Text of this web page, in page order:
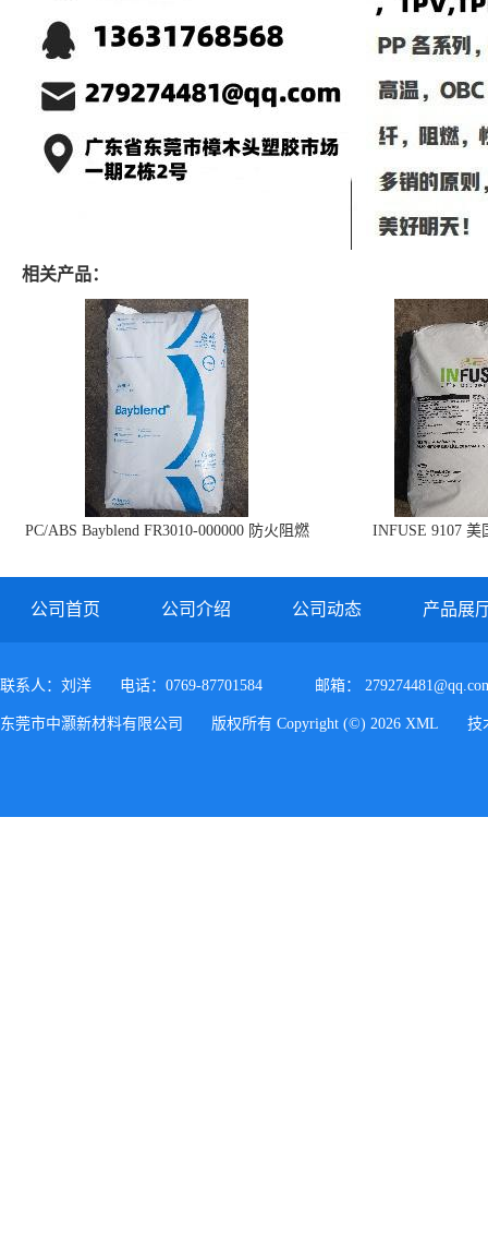
相关产品：
PC/ABS Bayblend FR3010-000000 防火阻燃
INFUSE 9107 美
公司首页 公司介绍 公司动态 产品展
联系人：刘洋 电话：0769-87701584 邮箱：
东莞市中灏新材料有限公司 版权所有 Copyright (©) 2026 XML 技